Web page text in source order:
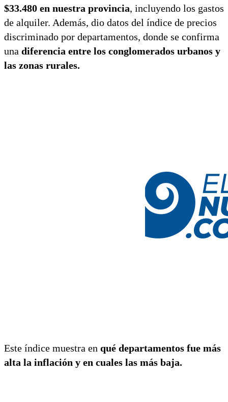
$33.480 en nuestra provincia, incluyendo los gastos
de alquiler. Además, dio datos del índice de precios
discriminado por departamentos, donde se confirma
una diferencia entre los conglomerados urbanos y
las zonas rurales.
Este índice muestra en qué departamentos fue más
alta la inflación y en cuales las más baja.